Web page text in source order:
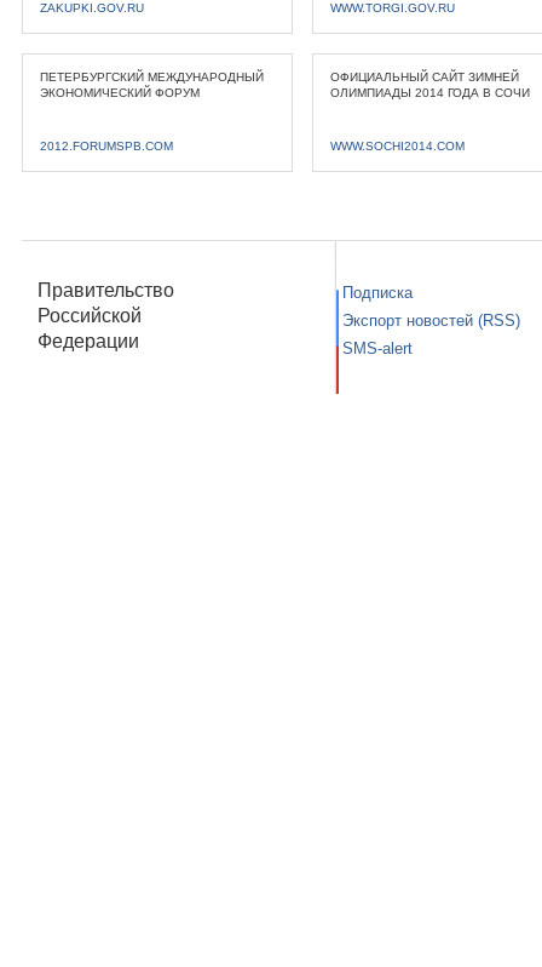
ZAKUPKI.GOV.RU WWW.TORGI.GOV.RU
ПЕТЕРБУРГСКИЙ МЕЖДУНАРОДНЫЙ
ЭКОНОМИЧЕСКИЙ ФОРУМ
2012.FORUMSPB.COM
ОФИЦИАЛЬНЫЙ САЙТ ЗИМНЕЙ
ОЛИМПИАДЫ 2014 ГОДА В СОЧИ
WWW.SOCHI2014.COM
Правительство
Российской
Федерации
Подписка
Экспорт новостей (RSS)
SMS-alert